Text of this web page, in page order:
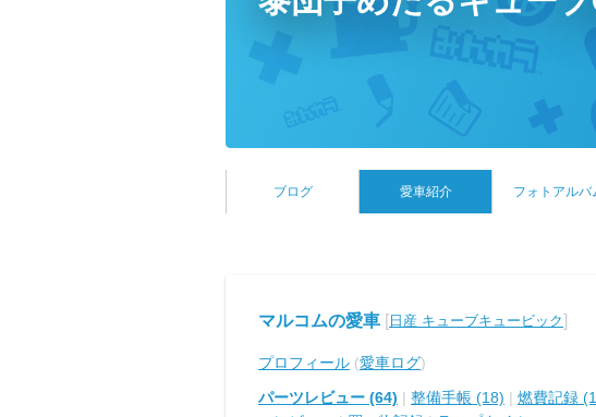
ブログ 愛車紹介 フォトアルバ
マルコムの愛車 [ 日産 キューブキュービック]
プロフィール (愛車ログ)
パーツレビュー (64) | 整備手帳 (18) | 燃費記録